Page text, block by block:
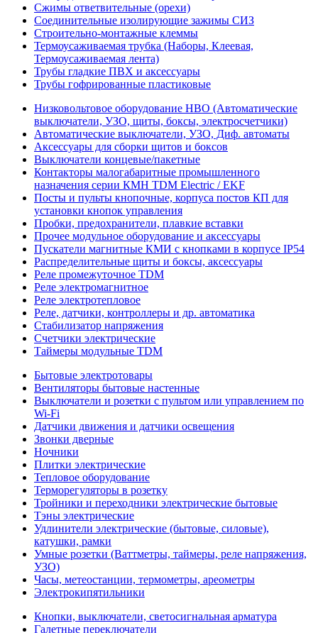
Сжимы ответвительные (орехи)
Соединительные изолирующие зажимы СИЗ
Строительно-монтажные клеммы
Термоусаживаемая трубка (Наборы, Клеевая,
Термоусаживаемая лента)
Трубы гладкие ПВХ и аксессуары
Трубы гофрированные пластиковые
Низковольтовое оборудование НВО (Автоматические
выключатели, УЗО, щиты, боксы, электросчетчики)
Автоматические выключатели, УЗО, Диф. автоматы
Аксессуары для сборки щитов и боксов
Выключатели концевые/пакетные
Контакторы малогабаритные промышленного
назначения серии КМН TDM Electric / EKF
Посты и пульты кнопочные, корпуса постов КП для
установки кнопок управления
Пробки, предохранители, плавкие вставки
Прочее модульное оборудование и аксессуары
Пускатели магнитные КМИ с кнопками в корпусе IP54
Распределительные щиты и боксы, аксессуары
Реле промежуточное TDM
Реле электромагнитное
Реле электротепловое
Реле, датчики, контроллеры и др. автоматика
Стабилизатор напряжения
Счетчики электрические
Таймеры модульные TDM
Бытовые электротовары
Вентиляторы бытовые настенные
Выключатели и розетки с пультом или управлением по
Wi-Fi
Датчики движения и датчики освещения
Звонки дверные
Ночники
Плитки электрические
Тепловое оборудование
Терморегуляторы в розетку
Тройники и переходники электрические бытовые
Тэны электрические
Удлинители электрические (бытовые, силовые),
катушки, рамки
Умные розетки (Ваттметры, таймеры, реле напряжения,
УЗО)
Часы, метеостанции, термометры, ареометры
Электрокипятильники
Кнопки, выключатели, светосигнальная арматура
Галетные переключатели